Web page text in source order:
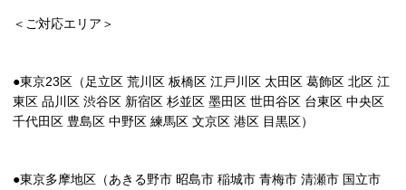
＜ご対応エリア＞
●東京23区（足立区 荒川区 板橋区 江戸川区 太田区 葛飾区 北区 江
東区 品川区 渋谷区 新宿区 杉並区 墨田区 世田谷区 台東区 中央区
千代田区 豊島区 中野区 練馬区 文京区 港区 目黒区）
●東京多摩地区（あきる野市 昭島市 稲城市 青梅市 清瀬市 国立市